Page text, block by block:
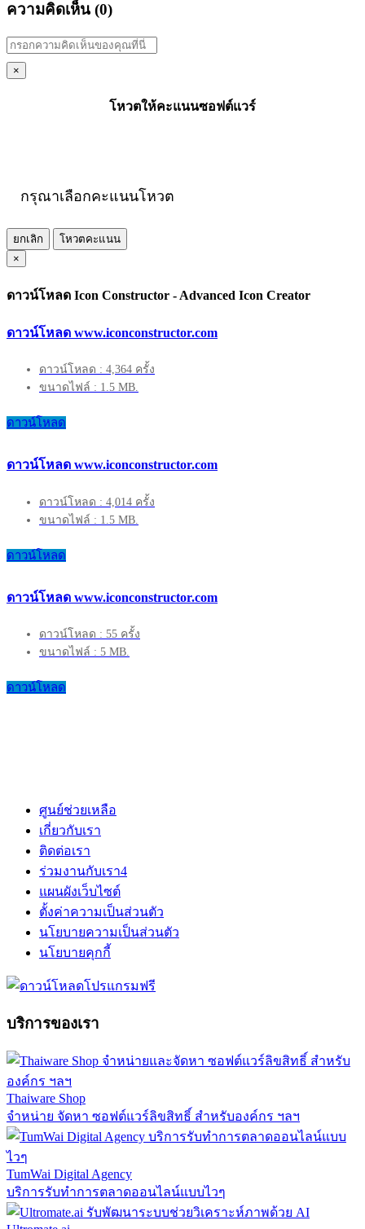
ความคิดเห็น (0)
×
โหวตให้คะแนนซอฟต์แวร์
กรุณาเลือกคะแนนโหวต
ยกเลิก
โหวตคะแนน
×
ดาวน์โหลด Icon Constructor - Advanced Icon Creator
ดาวน์โหลด www.iconconstructor.com
ดาวน์โหลด : 4,364 ครั้ง
ขนาดไฟล์ : 1.5 MB.
ดาวน์โหลด
ดาวน์โหลด www.iconconstructor.com
ดาวน์โหลด : 4,014 ครั้ง
ขนาดไฟล์ : 1.5 MB.
ดาวน์โหลด
ดาวน์โหลด www.iconconstructor.com
ดาวน์โหลด : 55 ครั้ง
ขนาดไฟล์ : 5 MB.
ดาวน์โหลด
ศูนย์ช่วยเหลือ
เกี่ยวกับเรา
ติดต่อเรา
ร่วมงานกับเรา4
แผนผังเว็บไซต์
ตั้งค่าความเป็นส่วนตัว
นโยบายความเป็นส่วนตัว
นโยบายคุกกี้
บริการของเรา
Thaiware Shop
จำหน่าย จัดหา ซอฟต์แวร์ลิขสิทธิ์ สำหรับองค์กร ฯลฯ
TumWai Digital Agency
บริการรับทำการตลาดออนไลน์แบบไวๆ